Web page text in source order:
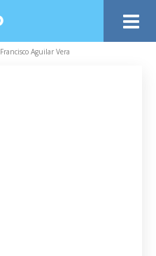
Francisco Aguilar Vera